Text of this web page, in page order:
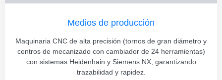
Medios de producción
Maquinaria CNC de alta precisión (tornos de gran diámetro y
centros de mecanizado con cambiador de 24 herramientas)
con sistemas Heidenhain y Siemens NX, garantizando
trazabilidad y rapidez.